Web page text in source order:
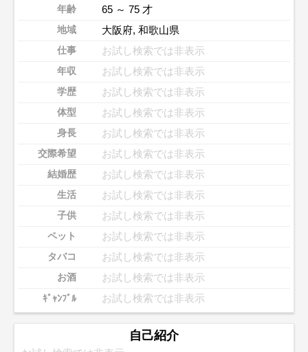
年齢 65 ～ 75 才
地域 大阪府, 和歌山県
仕事 お試し検索では非表示
年収 お試し検索では非表示
学歴 お試し検索では非表示
体型 お試し検索では非表示
身長 お試し検索では非表示
交際希望 お試し検索では非表示
結婚歴 お試し検索では非表示
生活 お試し検索では非表示
子供 お試し検索では非表示
ペット お試し検索では非表示
タバコ お試し検索では非表示
お酒 お試し検索では非表示
ｷﾞｬﾝﾌﾞﾙ お試し検索では非表示
自己紹介